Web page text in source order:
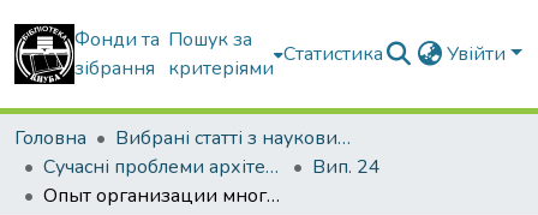
Фонди та
зібрання
Пошук за
критеріями
Статистика Увійти
Головна
Вибрані статті з наукових збірників КНУБА
Сучасні проблеми архітектури та містобудування
Вип. 24
Опыт организации многофункциональных комплексов в Иране